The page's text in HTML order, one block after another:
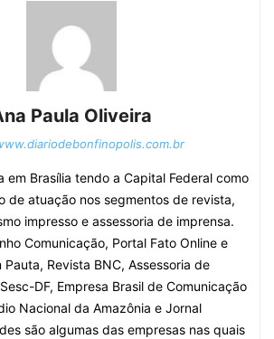
Paula Oliveira
em Brasília tendo a Capital Federal como
de atuação nos segmentos de revista,
impresso e assessoria de imprensa.
Comunicação, Portal Fato Online e
Pauta, Revista BNC, Assessoria de
DF, Empresa Brasil de Comunicação
Nacional da Amazônia e Jornal
são algumas das empresas nas quais